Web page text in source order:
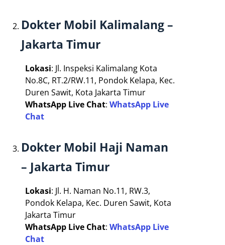
Dokter Mobil Kalimalang –
Jakarta Timur
Lokasi: Jl. Inspeksi Kalimalang Kota
No.8C, RT.2/RW.11, Pondok Kelapa, Kec.
Duren Sawit, Kota Jakarta Timur
WhatsApp Live Chat: WhatsApp Live
Chat
Dokter Mobil Haji Naman
– Jakarta Timur
Lokasi: Jl. H. Naman No.11, RW.3,
Pondok Kelapa, Kec. Duren Sawit, Kota
Jakarta Timur
WhatsApp Live Chat: WhatsApp Live
Chat